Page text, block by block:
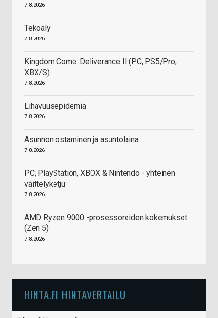
7.8.2026
Tekoäly
7.8.2026
Kingdom Come: Deliverance II (PC, PS5/Pro,
XBX/S)
7.8.2026
Lihavuusepidemia
7.8.2026
Asunnon ostaminen ja asuntolaina
7.8.2026
PC, PlayStation, XBOX & Nintendo - yhteinen
väittelyketju
7.8.2026
AMD Ryzen 9000 -prosessoreiden kokemukset
(Zen 5)
7.8.2026
HINTA.FI HINTAVERTAILU